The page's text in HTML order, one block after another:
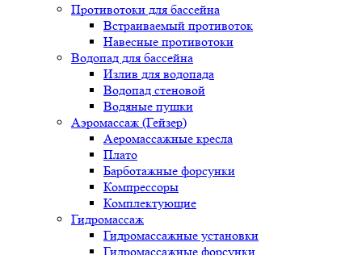
Противотоки для бассейна
Встраиваемый противоток
Навесные противотоки
Водопад для бассейна
Излив для водопада
Водопад стеновой
Водяные пушки
Аэромассаж (Гейзер)
Аеромассажные кресла
Плато
Барботажные форсунки
Компрессоры
Комплектующие
Гидромассаж
Гидромассажные установки
Гидромассажные форсунки